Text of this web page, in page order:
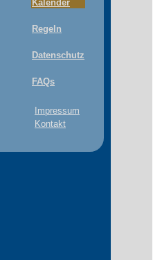
Kalender
Regeln
Datenschutz
FAQs
Impressum
Kontakt